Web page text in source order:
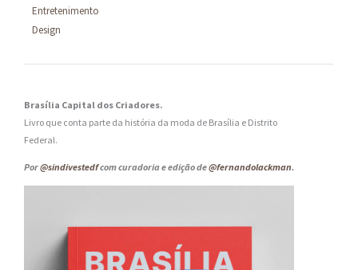
Entretenimento
Design
Brasília Capital dos Criadores.
Livro que conta parte da história da moda de Brasília e Distrito
Federal.
Por@sindivestedfcom curadoria e edição de@fernandolackman.